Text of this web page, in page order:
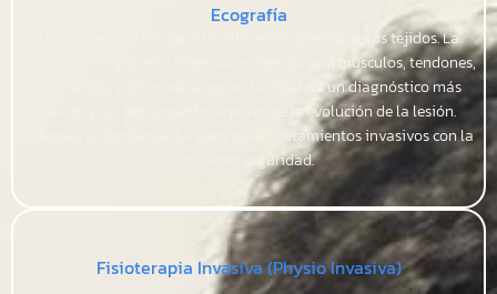
Ecografía
Herramienta clave para la valoración precisa de los tejidos. La
ecografía nos permite observar en tiempo real músculos, tendones,
ligamentos y otras estructuras, facilitando un diagnóstico más
exacto y un seguimiento objetivo de la evolución de la lesión.
Además, es fundamental para guiar tratamientos invasivos con la
máxima seguridad.
Fisioterapia Invasiva (Physio Invasiva)